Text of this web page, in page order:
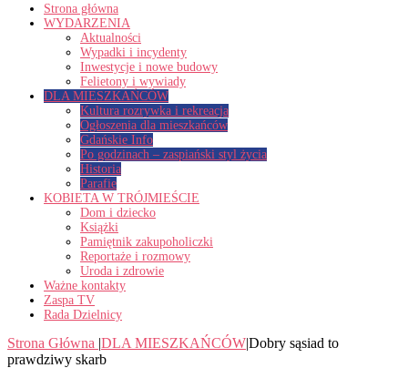
Strona główna
WYDARZENIA
Aktualności
Wypadki i incydenty
Inwestycje i nowe budowy
Felietony i wywiady
DLA MIESZKAŃCÓW
Kultura rozrywka i rekreacja
Ogłoszenia dla mieszkańców
Gdańskie Info
Po godzinach – zaspiański styl życia
Historia
Parafie
KOBIETA W TRÓJMIEŚCIE
Dom i dziecko
Książki
Pamiętnik zakupoholiczki
Reportaże i rozmowy
Uroda i zdrowie
Ważne kontakty
Zaspa TV
Rada Dzielnicy
Strona Główna |DLA MIESZKAŃCÓW|Dobry sąsiad to
prawdziwy skarb